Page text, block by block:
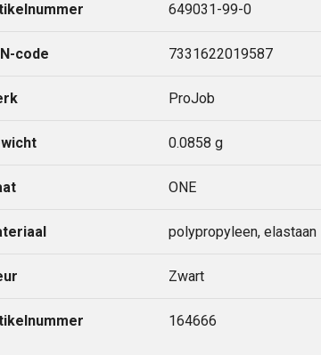
649031-99-0
code 7331622019587
ProJob
0.0858 g
ONE
polypropyleen, elastaan
Zwart
164666